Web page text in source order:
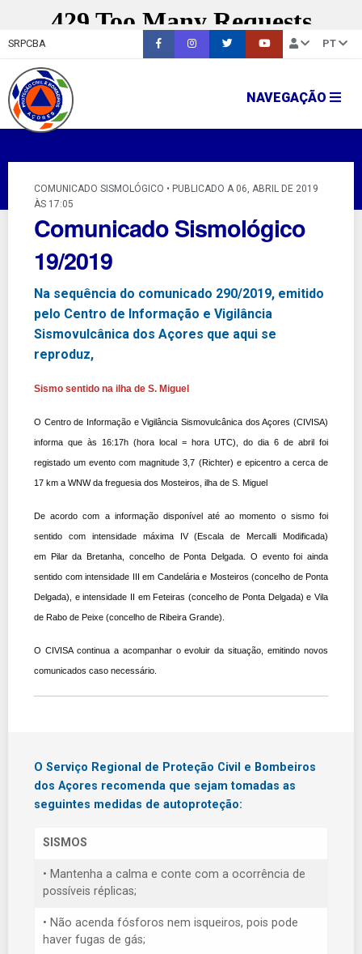
SRPCBA PT
NAVEGAÇÃO
COMUNICADO SISMOLÓGICO • PUBLICADO A 06, ABRIL DE 2019
ÀS 17:05
Comunicado Sismológico
19/2019
Na sequência do comunicado 290/2019, emitido
pelo Centro de Informação e Vigilância
Sismovulcânica dos Açores que aqui se
reproduz,
Sismo sentido na ilha de S. Miguel
O Centro de Informação e Vigilância Sismovulcânica dos Açores (CIVISA)
informa que às 16:17h (hora local = hora UTC), do dia 6 de abril foi
registado um evento com magnitude 3,7 (Richter) e epicentro a cerca de
17 km a WNW da freguesia dos Mosteiros, ilha de S. Miguel
De acordo com a informação disponível até ao momento o sismo foi
sentido com intensidade máxima IV (Escala de Mercalli Modificada)
em Pilar da Bretanha, concelho de Ponta Delgada. O evento foi ainda
sentido com intensidade III em Candelária e Mosteiros (concelho de Ponta
Delgada), e intensidade II em Feteiras (concelho de Ponta Delgada) e Vila
de Rabo de Peixe (concelho de Ribeira Grande).
O CIVISA continua a acompanhar o evoluir da situação, emitindo novos
comunicados caso necessário.
O Serviço Regional de Proteção Civil e Bombeiros
dos Açores recomenda que sejam tomadas as
seguintes medidas de autoproteção:
SISMOS
• Mantenha a calma e conte com a ocorrência de
possíveis réplicas;
• Não acenda fósforos nem isqueiros, pois pode
haver fugas de gás;